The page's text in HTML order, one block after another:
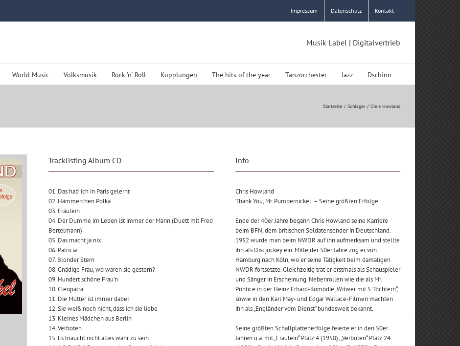
Impressum Datenschutz Kontakt
Musik Label | Digitalvertrieb
World Music Volksmusik Rock ’n‘ Roll Kopplungen The hits of the year Tanzorchester Jazz Dschinn
Startseite Schlager Chris Howland
Tracklisting Album CD
01. Das hab‘ ich in Paris gelernt
02. Hämmerchen Polka
03. Fräulein
04. Der Dumme im Leben ist immer der Mann (Duett mit Fred
Bertelmann)
05. Das macht ja nix
06. Patricia
07. Blonder Stern
08. Gnädige Frau, wo waren sie gestern?
09. Hundert schöne Frau’n
10. Cleopatra
11. Die Mutter ist immer dabei
12. Sie weiß noch nicht, dass ich sie liebe
13. Kleines Mädchen aus Berlin
14. Verboten
15. Es braucht nicht alles wahr zu sein
Info
Chris Howland
Thank You, Mr. Pumpernickel – Seine größten Erfolge
Ende der 40er Jahre begann Chris Howland seine Karriere
beim BFN, dem britischen Soldatensender in Deutschland.
1952 wurde man beim NWDR auf ihn aufmerksam und stellte
ihn als Discjockey ein. Mitte der 50er Jahre zog er von
Hamburg nach Köln, wo er seine Tätigkeit beim damaligen
NWDR fortsetzte. Gleichzeitig trat er erstmals als Schauspieler
und Sänger in Erscheinung. Nebenrollen wie die als Mr.
Printice in der Heinz Erhard-Komödie „Witwer mit 5 Töchtern“,
sowie in den Karl May- und Edgar Wallace-Filmen machten
ihn als „Engländer vom Dienst“ bundesweit bekannt.
Seine größten Schallplattenerfolge feierte er in den 50er
Jahren u.a. mit „Fräulein“ Platz 4 (1958); „Verboten“ Platz 24